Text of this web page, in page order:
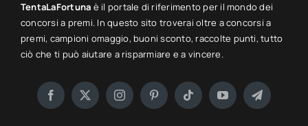
TentaLaFortuna è il portale di riferimento per il mondo dei
concorsi a premi. In questo sito troverai oltre a concorsi a
premi, campioni omaggio, buoni sconto, raccolte punti, tutto
ciò che ti può aiutare a risparmiare e a vincere.